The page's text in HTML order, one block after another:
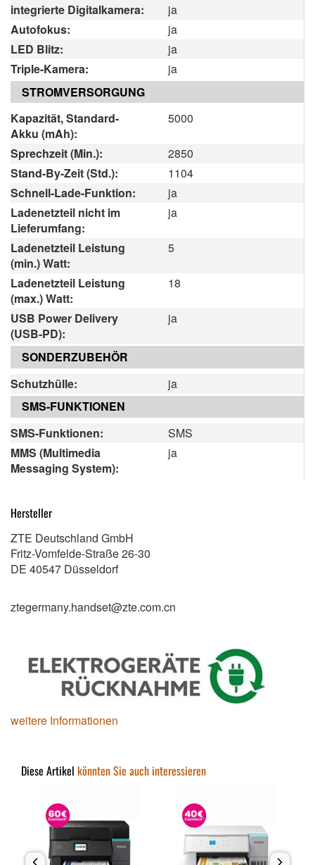
integrierte Digitalkamera:
ja
Autofokus:
ja
LED Blitz:
ja
Triple-Kamera:
ja
STROMVERSORGUNG
Kapazität, Standard-
Akku (mAh):
5000
Sprechzeit (Min.):
2850
Stand-By-Zeit (Std.):
1104
Schnell-Lade-Funktion:
ja
Ladenetzteil nicht im
Lieferumfang:
ja
Ladenetzteil Leistung
(min.) Watt:
5
Ladenetzteil Leistung
(max.) Watt:
18
USB Power Delivery
(USB-PD):
ja
SONDERZUBEHÖR
Schutzhülle:
ja
SMS-FUNKTIONEN
SMS-Funktionen:
SMS
MMS (Multimedia
Messaging System):
ja
Hersteller
ZTE Deutschland GmbH
Fritz-Vomfelde-Straße 26-30
DE 40547 Düsseldorf
ztegermany.handset@zte.com.cn
weitere Informationen
Diese Artikel könnten Sie auch interessieren